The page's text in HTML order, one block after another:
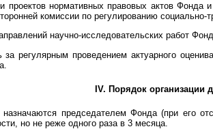
проектов нормативных правовых актов Фонда
комиссии по регулированию социально-
научно-исследовательских работ
за регулярным проведением актуарного
IV. Порядок организации
председателем Фонда (при его
но не реже одного раза в 3 месяца.